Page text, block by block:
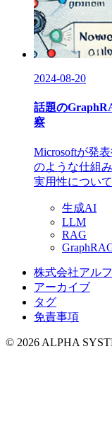
2024-08-20
話題の
察
Microsoftが発
のような仕組
実用性につい
生成AI
LLM
RAG
株式会社アル
アーカイブ
タグ
免責事項
© 2026 ALPHA